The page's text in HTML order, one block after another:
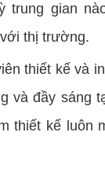
trung gian
thị trường.
thiết kế và
và đầy sáng
thiết kế luôn